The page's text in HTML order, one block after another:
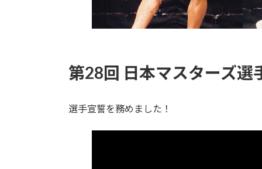
第28回 日本マスターズ選
選手宣誓を務めました！